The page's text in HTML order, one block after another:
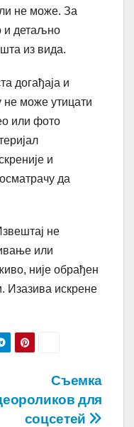
не може. За
и детаљно
из вида.
догађаја и
не може утицати
или фото
и
да
не
или
није обрађен
Изазива искрене
Съемка
для
соцсетей